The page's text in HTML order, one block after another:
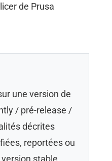
de Prusa
une version de
/ pré-release /
décrites
reportées ou
stable.